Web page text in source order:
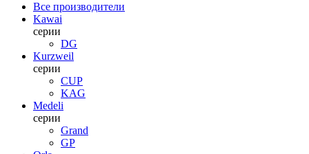
Все производители
Kawai
серии
DG
Kurzweil
серии
CUP
KAG
Medeli
серии
Grand
GP